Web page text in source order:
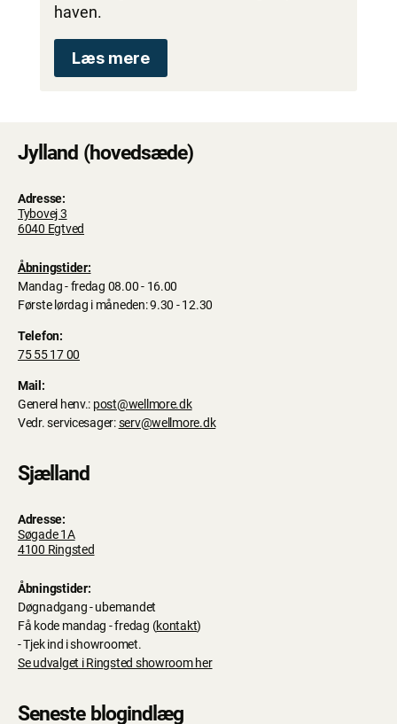
haven.
Læs mere
Jylland (hovedsæde)
Adresse:
Tybovej 3
6040 Egtved
Åbningstider:
Mandag - fredag 08.00 - 16.00
Første lørdag i måneden: 9.30 - 12.30
Telefon:
75 55 17 00
Mail:
Generel henv.: post@wellmore.dk
Vedr. servicesager:serv@wellmore.dk
Sjælland
Adresse:
Søgade 1A
4100 Ringsted
Åbningstider:
Døgnadgang - ubemandet
Få kode mandag - fredag (kontakt)
- Tjek ind i showroomet.
Se udvalget i Ringsted showroom her
Seneste blogindlæg